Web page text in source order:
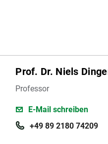
Prof. Dr. Niels
Professor
E-Mail schreiben
+49 89 2180 74209